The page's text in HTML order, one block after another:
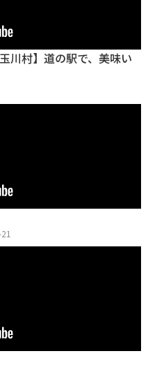
川村】道の駅で、美味い